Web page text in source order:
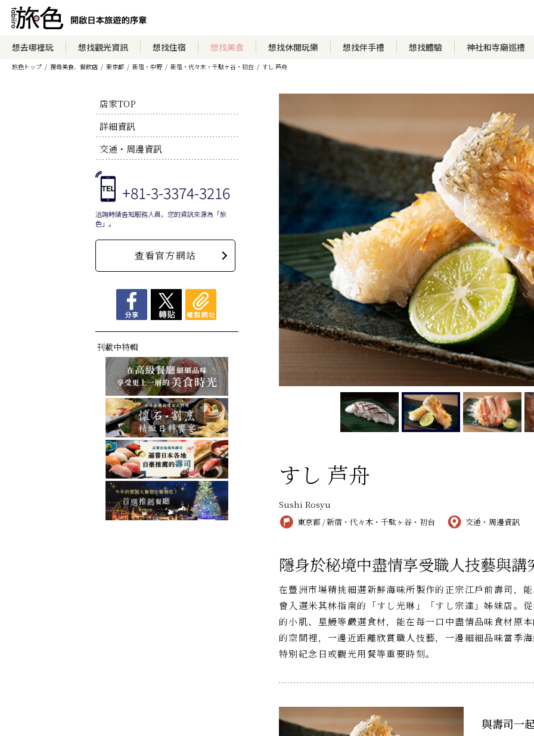
想去哪裡玩 想找觀光資訊 想找住宿 想找美食 想找休閒玩樂 想找伴手禮 想找體驗 神社和寺廟巡禮
旅色トップ 搜尋美食、餐飲店 東京都 新宿・中野 新宿・代々木・千駄ヶ谷・初台 すし 芦舟
店家TOP
詳細資訊
交通・周邊資訊
+81-3-3374-3216
洽詢時請告知服務人員，您的資訊來源為「旅
色」。
查看官方網站
刊載中特輯
すし 芦舟
Sushi Rosyu
東京都 / 新宿・代々木・千駄ヶ谷・初台 交通・周邊資訊
隱身於秘境中盡情享受職人技藝與講
在豐洲市場精挑細選新鮮海味所製作的正宗江戶前壽司，
曾入選米其林指南的「すし光琳」「すし宗達」姊妹店。
的小肌、星鰻等嚴選食材，能在每一口中盡情品味食材原
的空間裡，一邊近距離欣賞職人技藝，一邊細細品味當季
特別紀念日或觀光用餐等重要時刻。
與壽司一